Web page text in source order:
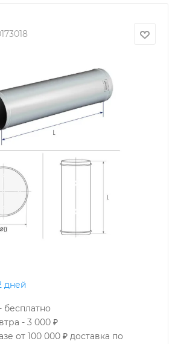
дней
- 3 000 ₽
от 100 000 ₽ доставка по